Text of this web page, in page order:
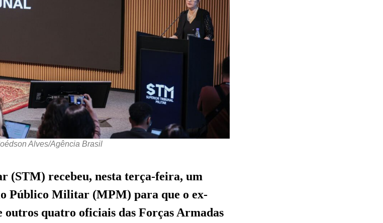
Alves/Agência Brasil
recebeu, nesta terça-feira, um
Público Militar (MPM) para que o ex-
outros quatro oficiais das Forças Armadas